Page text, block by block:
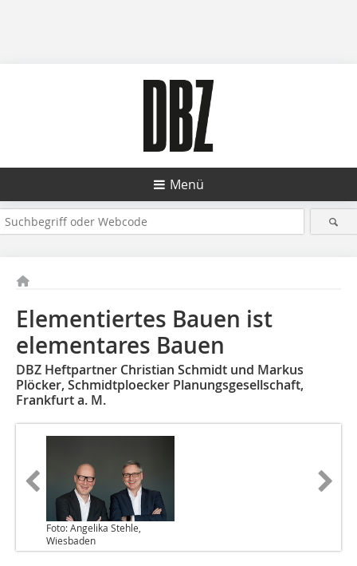
Menü
Elementiertes Bauen ist
elementares Bauen
DBZ Heftpartner Christian Schmidt und Markus
Plöcker, Schmidtploecker Planungsgesellschaft,
Frankfurt a. M.
Foto: Angelika Stehle,
Wiesbaden